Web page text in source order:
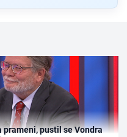
prameni, pustil se Vondra